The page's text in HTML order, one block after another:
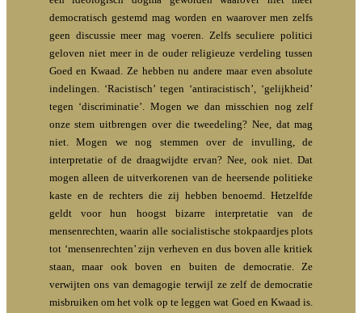
democratisch gestemd mag worden en waarover men zelfs
geen discussie meer mag voeren. Zelfs seculiere politici
geloven niet meer in de ouder religieuze verdeling tussen
Goed en Kwaad. Ze hebben nu andere maar even absolute
indelingen. ‘Racistisch’ tegen ‘antiracistisch’, ‘gelijkheid’
tegen ‘discriminatie’. Mogen we dan misschien nog zelf
onze stem uitbrengen over die tweedeling? Nee, dat mag
niet. Mogen we nog stemmen over de invulling, de
interpretatie of de draagwijdte ervan? Nee, ook niet. Dat
mogen alleen de uitverkorenen van de heersende politieke
kaste en de rechters die zij hebben benoemd. Hetzelfde
geldt voor hun hoogst bizarre interpretatie van de
mensenrechten, waarin alle socialistische stokpaardjes plots
tot ‘mensenrechten’ zijn verheven en dus boven alle kritiek
staan, maar ook boven en buiten de democratie. Ze
verwijten ons van demagogie terwijl ze zelf de democratie
misbruiken om het volk op te leggen wat Goed en Kwaad is.